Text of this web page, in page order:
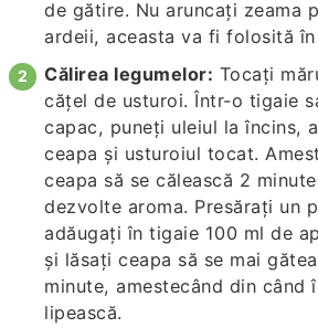
de gătire. Nu aruncați zeama
ardeii, aceasta va fi folosită
Călirea legumelor: Tocați
cățel de usturoi. Într-o tigaie
capac, puneți uleiul la încins,
ceapa și usturoiul tocat.
ceapa să se călească 2
dezvolte aroma. Presărați un
adăugați în tigaie 100 ml de
și lăsați ceapa să se mai
minute, amestecând din când
lipească.